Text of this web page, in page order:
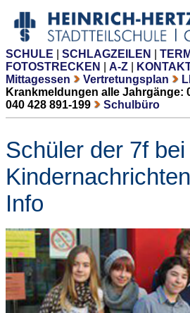
SCHULE SCHLAGZEILEN
FOTOSTRECKEN
A-Z
Mittagessen
Vertretungsplan
Krankmeldungen alle Jahrgänge:
040 428 891-199
Schulbüro
Schüler der 7f
Info